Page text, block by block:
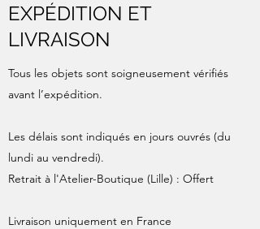
EXPÉDITION ET
LIVRAISON
Tous les objets sont soigneusement vérifiés
avant l’expédition.
Les délais sont indiqués en jours ouvrés (du
lundi au vendredi).
Retrait à l'Atelier-Boutique (Lille) : Offert
Livraison uniquement en France